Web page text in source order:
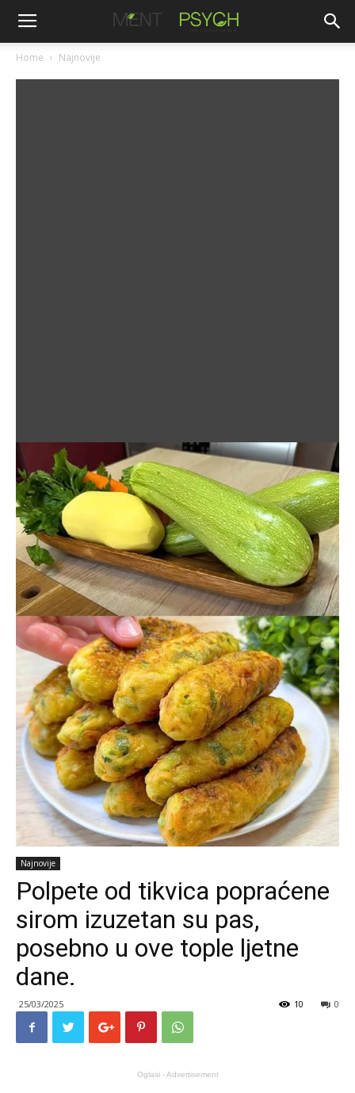
Home Najnovije
Najnovije
Polpete od tikvica popraćene
sirom izuzetan su pas,
posebno u ove tople ljetne
dane.
25/03/2025 0
10
Oglasi - Advertisement